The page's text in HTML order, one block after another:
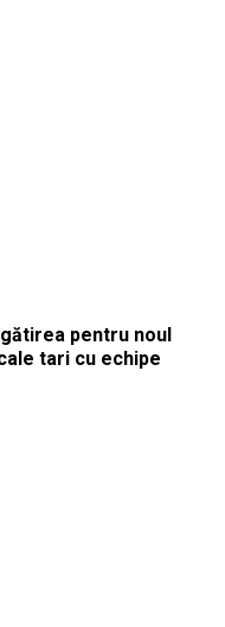
pentru noul
tari cu echipe